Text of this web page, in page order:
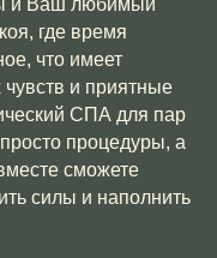
и Ваш любимый
где время
что имеет
и приятные
СПА для пар
процедуры, а
сможете
силы и наполнить